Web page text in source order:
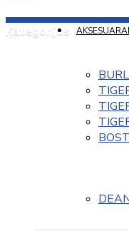
Kategorijos AKSESUARAI